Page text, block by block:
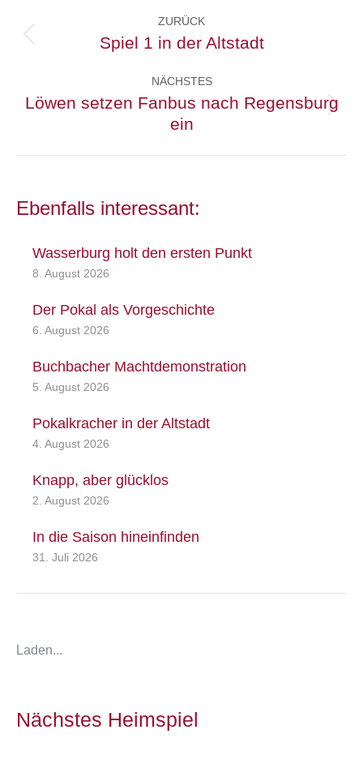
ZURÜCK
Vorheriger
Spiel 1 in der Altstadt
NÄCHSTES
Nächster
Beitrag:
Löwen setzen Fanbus nach Regensburg
ein
Ebenfalls interessant:
Wasserburg holt den ersten Punkt
8. August 2026
Der Pokal als Vorgeschichte
6. August 2026
Buchbacher Machtdemonstration
5. August 2026
Pokalkracher in der Altstadt
4. August 2026
Knapp, aber glücklos
2. August 2026
In die Saison hineinfinden
31. Juli 2026
Laden...
Nächstes Heimspiel